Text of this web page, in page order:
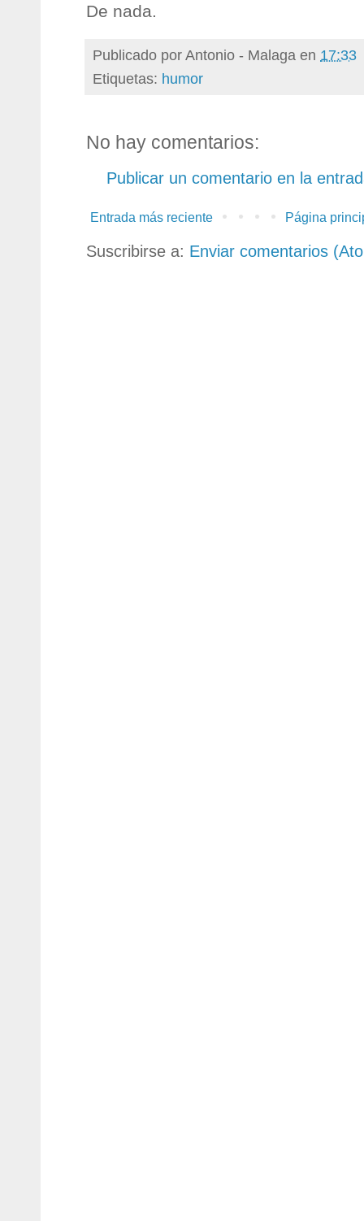
De nada.
Publicado porAntonio - Malaga en 17:33
Etiquetas: humor
No hay comentarios:
Publicar un comentario en la
Entrada más reciente Página
Suscribirse a: Enviar comentarios